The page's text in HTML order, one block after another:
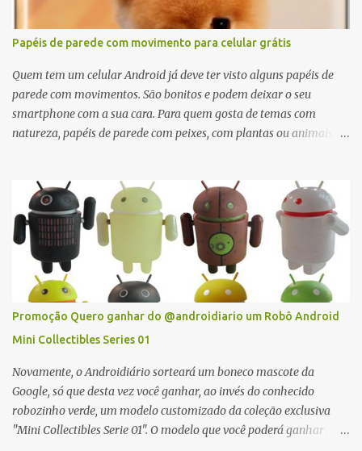
calculadora, com opções de básica e científica, e é grátis.
Papéis de parede com movimento para celular grátis
Quem tem um celular Android já deve ter visto alguns papéis de
parede com movimentos. São bonitos e podem deixar o seu
smartphone com a sua cara. Para quem gosta de temas com
natureza, papéis de parede com peixes, com plantas ou animais
wallpaper animado que tem o seu jeito. E o melhor, é que todos os
wall papers listados aqui são totalmente grátis!
Promoção Quero ganhar do @androidiario um Robô Android
Mini Collectibles Series 01
Novamente, o Androidiário sorteará um boneco mascote da
Google, só que desta vez você ganhar, ao invés do conhecido
robozinho verde, um modelo customizado da coleção exclusiva
"Mini Collectibles Serie 01". O modelo que você poderá ganhar